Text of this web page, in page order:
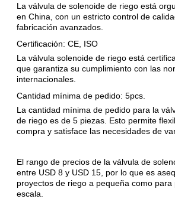
La válvula de solenoide de riego está
en China, con un estricto control de
fabricación avanzados.
Certificación: CE, ISO
La válvula solenoide de riego está
que garantiza su cumplimiento con las
internacionales.
Cantidad mínima de pedido: 5pcs.
La cantidad mínima de pedido para la
de riego es de 5 piezas. Esto permite
compra y satisface las necesidades de
El rango de precios de la válvula de
entre USD 8 y USD 15, por lo que es
proyectos de riego a pequeña como para
escala.